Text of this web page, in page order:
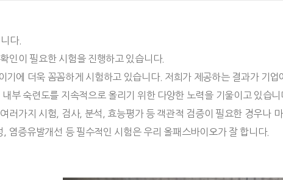
다.
인이 필요한 시험을 진행하고 있습니다.
기에 더욱 꼼꼼하게 시험하고 있습니다. 저희가 제공하는 결과가 기
부 숙련도를 지속적으로 올리기 위한 다양한 노력을 기울이고 있습니
러가지 시험, 검사, 분석, 효능평가 등 객관적 검증이 필요한 경우나
염증유발개선 등 필수적인 시험은 우리 올패스바이오가 잘 합니다.